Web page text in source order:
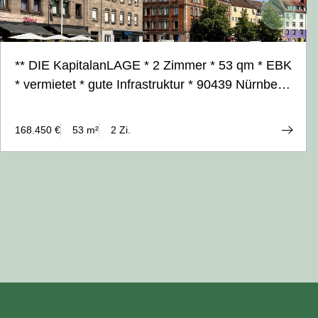
** DIE KapitalanLAGE * 2 Zimmer * 53 qm * EBK
* vermietet * gute Infrastruktur * 90439 Nürnberg
168.450 € 53 m² 2 Zi.